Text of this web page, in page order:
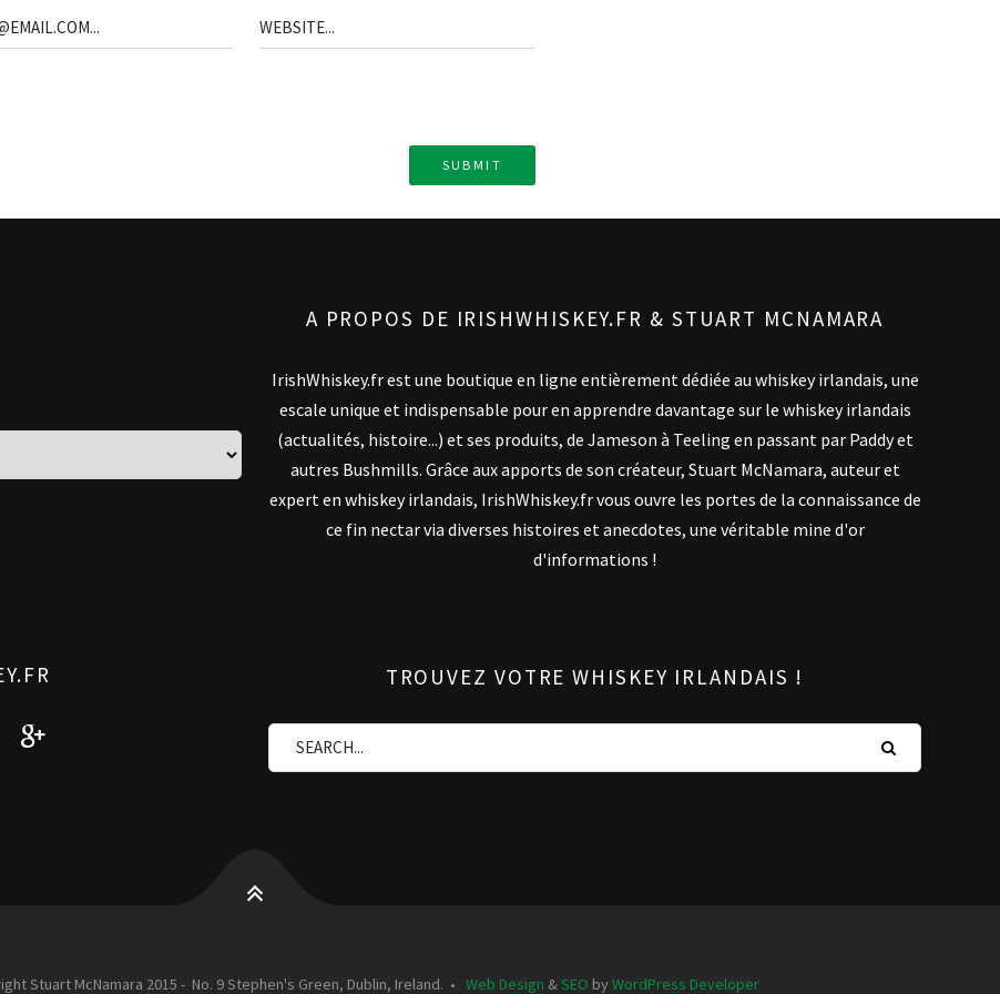
A PROPOS DE IRISHWHISKEY.FR & STUART MCNAMARA
IrishWhiskey.fr est une boutique en ligne entièrement dédiée au whiskey irlandais, une
escale unique et indispensable pour en apprendre davantage sur le whiskey irlandais
(actualités, histoire...) et ses produits, de Jameson à Teeling en passant par Paddy et
autres Bushmills. Grâce aux apports de son créateur, Stuart McNamara, auteur et
expert en whiskey irlandais, IrishWhiskey.fr vous ouvre les portes de la connaissance de
ce fin nectar via diverses histoires et anecdotes, une véritable mine d'or
d'informations !
TROUVEZ VOTRE WHISKEY IRLANDAIS !
Stuart McNamara 2015 - No. 9 Stephen's Green, Dublin, Ireland. • Web Design &SEO by WordPress Developer